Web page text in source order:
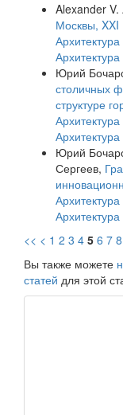
Alexander V.
Москвы, XXI
Юрий
столичных
структуре
Юрий
Сергеев,
<< < 1 2 3 4 5 6 7 8
Вы также можете
статей для этой